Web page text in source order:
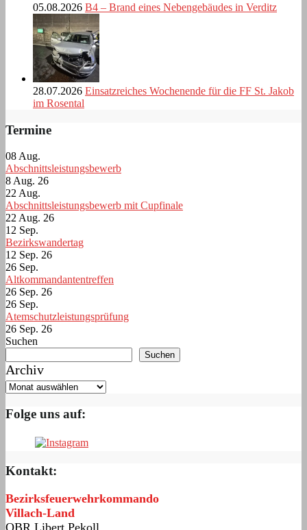
05.08.2026 B4 – Brand eines Nebengebäudes in Verditz
28.07.2026 Einsatzreiches Wochenende für die FF St. Jakob
im Rosental
Termine
08 Aug.
Abschnittsleistungsbewerb
8 Aug. 26
22 Aug.
Abschnittsleistungsbewerb mit Cupfinale
22 Aug. 26
12 Sep.
Bezirkswandertag
12 Sep. 26
26 Sep.
Altkommandantentreffen
26 Sep. 26
26 Sep.
Atemschutzleistungsprüfung
26 Sep. 26
Suchen
Suchen
Archiv
Folge uns auf:
Kontakt:
Bezirksfeuerwehrkommando
Villach-Land